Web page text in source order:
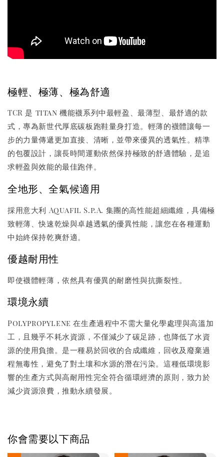
極輕、極薄、極為舒適
TCR 是 titan 機能襪系列中最輕盈、最薄型、最舒適的款
式，專為新世代厚底碳板跑鞋量身打造。輕薄的襪體讓每一
步的力量傳遞更加直接、清晰，並帶來優異的透氣性。精準
的包覆設計，讓長時間運動依然保持極致的舒適體驗，是追
求輕盈與效能的最佳跑伴。
全地形、全氣候適用
採用意大利 Aquafil S.p.A. 集團的高性能超細纖維，具備極
致輕薄、快速乾燥與卓越透氣的優異性能，讓您在各種運動
中始終保持乾爽舒適。
優越耐用性
即使襪體輕薄，依然具有優異的耐磨性與抗撕裂性。
環境永續
Polypropylene 在生產過程中不需大量化學處理與高溫加
工，且幾乎不耗水資源，不僅減少了碳足跡，也降低了水資
源的使用負擔。是一種易於回收的合成纖維，回收及廢棄過
程無毒性，避免了對土壤和水源的潛在污染。這種低環境影
響的生產方式與高耐用性完全符合循環經濟的原則，致力於
減少資源浪費，推動永續發展。
你會需要以下商品